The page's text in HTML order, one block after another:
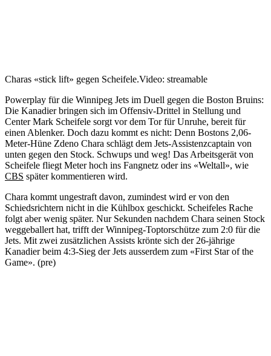
Charas «stick lift» gegen Scheifele.Video: streamable
Powerplay für die Winnipeg Jets im Duell gegen die Boston Bruins:
Die Kanadier bringen sich im Offensiv-Drittel in Stellung und
Center Mark Scheifele sorgt vor dem Tor für Unruhe, bereit für
einen Ablenker. Doch dazu kommt es nicht: Denn Bostons 2,06-
Meter-Hüne Zdeno Chara schlägt dem Jets-Assistenzcaptain von
unten gegen den Stock. Schwups und weg! Das Arbeitsgerät von
Scheifele fliegt Meter hoch ins Fangnetz oder ins «Weltall», wie
CBS später kommentieren wird.
Chara kommt ungestraft davon, zumindest wird er von den
Schiedsrichtern nicht in die Kühlbox geschickt. Scheifeles Rache
folgt aber wenig später. Nur Sekunden nachdem Chara seinen Stock
weggeballert hat, trifft der Winnipeg-Toptorschütze zum 2:0 für die
Jets. Mit zwei zusätzlichen Assists krönte sich der 26-jährige
Kanadier beim 4:3-Sieg der Jets ausserdem zum «First Star of the
Game». (pre)